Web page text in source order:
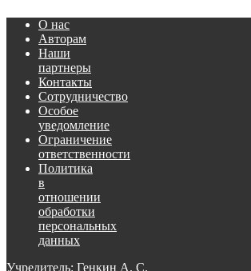
О нас
Авторам
Наши
партнеры
Контакты
Сотрудничество
Особое
уведомление
Ограничение
ответственности
Политика
в
отношении
обработки
персональных
данных
Учредитель: Генкин А. С.